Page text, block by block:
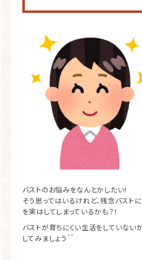
バストのお悩みをなんとかしたい！
そう思ってはいるけれど、残念バスト
を実はしてしまっているかも？！
バストが育ちにくい生活をしていない
してみましょう＾＾